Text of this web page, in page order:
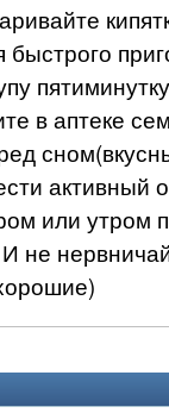
быстрого
в аптеке
активный
или утром
И не